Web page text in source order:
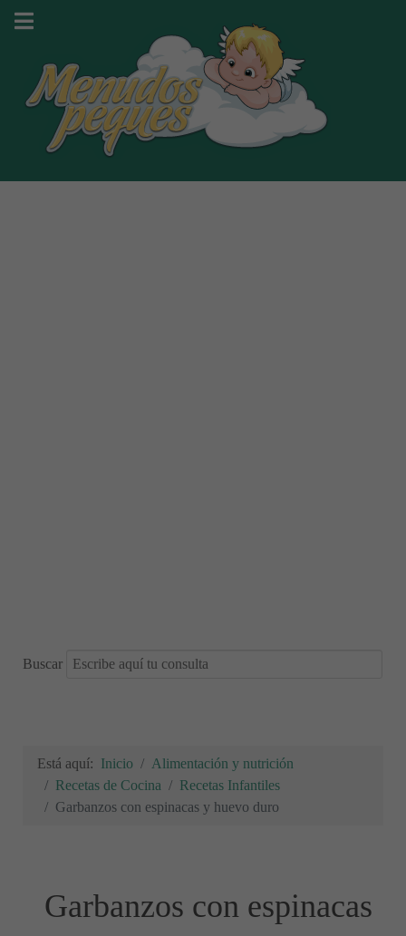
Buscar
Está aquí: Inicio
Alimentación y nutrición
Recetas de Cocina
Recetas Infantiles
Garbanzos con espinacas y huevo duro
Garbanzos con espinacas